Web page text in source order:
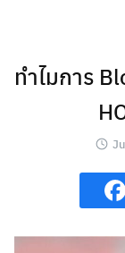
ทำไมการ